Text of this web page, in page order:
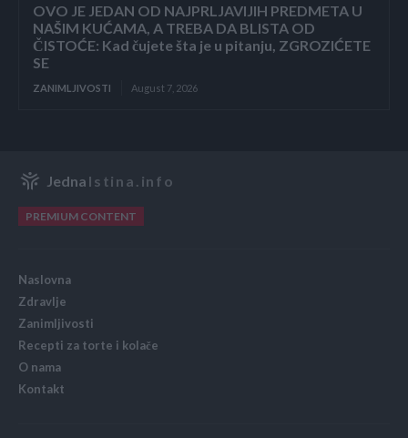
OVO JE JEDAN OD NAJPRLJAVIJIH PREDMETA U
NAŠIM KUĆAMA, A TREBA DA BLISTA OD
ČISTOĆE: Kad čujete šta je u pitanju, ZGROZIĆETE
SE
ZANIMLJIVOSTI August 7, 2026
Jedna Istina.info
PREMIUM CONTENT
Naslovna
Zdravlje
Zanimljivosti
Recepti za torte i kolače
O nama
Kontakt